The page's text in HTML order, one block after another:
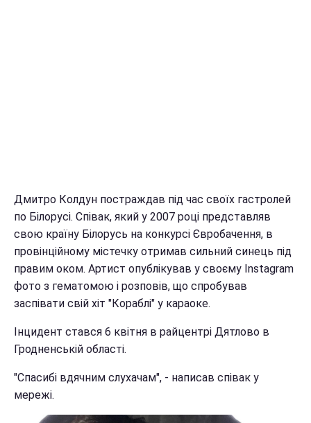
Дмитро Колдун постраждав під час своїх гастролей
по Білорусі. Співак, який у 2007 році представляв
свою країну Білорусь на конкурсі Євробачення, в
провінційному містечку отримав сильний синець під
правим оком. Артист опублікував у своєму Instagram
фото з гематомою і розповів, що спробував
заспівати свій хіт "Кораблі" у караоке.
Інцидент стався 6 квітня в райцентрі Дятлово в
Гродненській області.
"Спасибі вдячним слухачам", - написав співак у
мережі.